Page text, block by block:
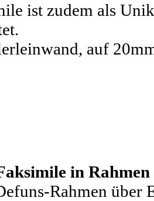
ist zudem als
auf
in
Rahmen über